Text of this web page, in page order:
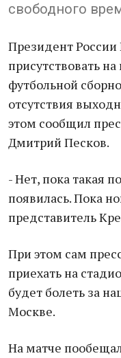
свободного
Президент
присутствовать
футбольной
отсутствия
этом сообщил
Дмитрий Песков.
- Нет, пока такая
появилась. Пока
представитель
При этом сам
приехать на
будет болеть за
Москве.
На матче